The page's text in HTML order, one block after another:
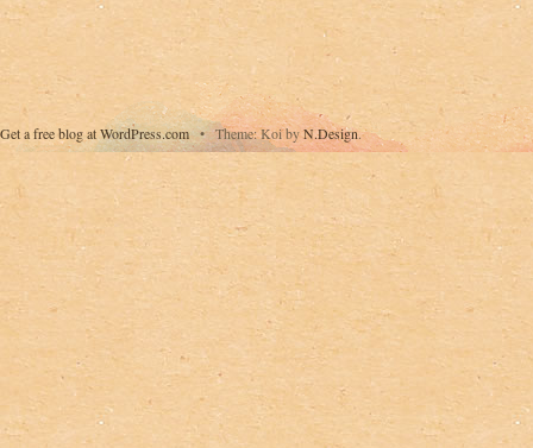
Get a free blog at WordPress.com • Theme: Koi byN.Design.